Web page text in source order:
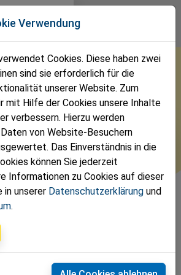
springen
an der Ybbs
Mario Wührer
News
Team
Termine
Fotos
Kontakt
Verwendung
Cookies. Diese haben zwei
sind sie erforderlich für die
unserer Website. Zum
mit Hilfe der Cookies unsere Inhalte
verbessern. Hierzu werden
von Website-Besuchern
Das Einverständnis in die
können Sie jederzeit
Informationen zu Cookies auf dieser
in unserer Datenschutzerklärung und
.